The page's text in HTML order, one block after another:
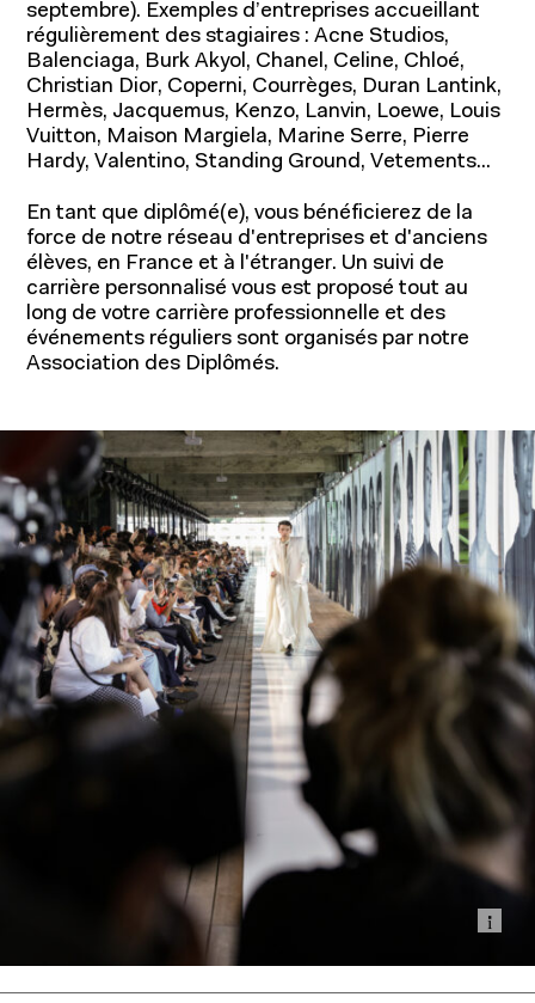
septembre). Exemples d’entreprises accueillant
régulièrement des stagiaires : Acne Studios,
Balenciaga, Burk Akyol, Chanel, Celine, Chloé,
Christian Dior, Coperni, Courrèges, Duran Lantink,
Hermès, Jacquemus, Kenzo, Lanvin, Loewe, Louis
Vuitton, Maison Margiela, Marine Serre, Pierre
Hardy, Valentino, Standing Ground, Vetements...
En tant que diplômé(e), vous bénéficierez de la
force de notre réseau d'entreprises et d'anciens
élèves, en France et à l'étranger. Un suivi de
carrière personnalisé vous est proposé tout au
long de votre carrière professionnelle et des
événements réguliers sont organisés par notre
Association des Diplômés.